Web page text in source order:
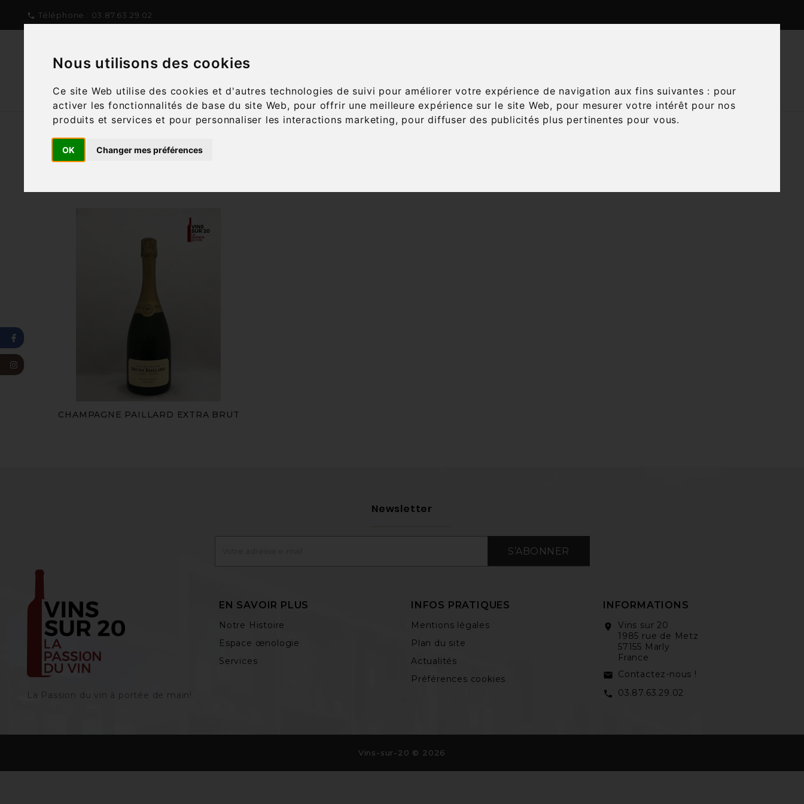
Nous utilisons des cookies
Ce site Web utilise des cookies et d'autres technologies de suivi pour améliorer votre expérience de navigation aux fins suivantes : pour
activer les fonctionnalités de base du site Web, pour offrir une meilleure expérience sur le site Web, pour mesurer votre intérêt pour nos
produits et services et pour personnaliser les interactions marketing, pour diffuser des publicités plus pertinentes pour vous.
OK Changer mes préférences
 Téléphone : 03.87.63.29.02
NOTRE CONCEPT NOTRE CATALOGUE
Champagnes Chardonnay
CHAMPAGNE PAILLARD EXTRA BRUT
Newsletter
S’ABONNER
La Passion du vin à portée de main‎!
EN SAVOIR PLUS
Notre Histoire
Espace œnologie
Services
INFOS PRATIQUES
Mentions légales
Plan du site
Actualités
Préférences cookies
INFORMATIONS
location_on
Vins sur 20
1985 rue de Metz
57155 Marly
France
email Contactez-nous !
call 03.87.63.29.02
Vins-sur-20 © 2026